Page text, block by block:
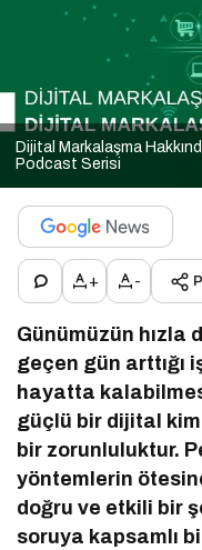
Dijital Markalaşma
Podcast Serisi
+ -
Günümüzün hızla
geçen gün arttığı
hayatta
güçlü bir dijital
bir zorunluluktur.
yöntemlerin
doğru ve etkili bir
soruya kapsamlı